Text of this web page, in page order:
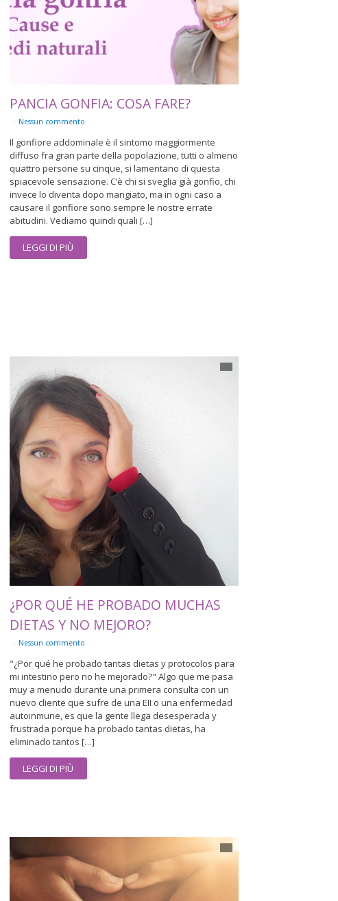
PANCIA GONFIA: COSA FARE?
Nessun commento
Il gonfiore addominale è il sintomo maggiormente
diffuso fra gran parte della popolazione, tutti o almeno
quattro persone su cinque, si lamentano di questa
spiacevole sensazione. C’è chi si sveglia già gonfio, chi
invece lo diventa dopo mangiato, ma in ogni caso a
causare il gonfiore sono sempre le nostre errate
abitudini. Vediamo quindi quali […]
LEGGI DI PIÙ
¿POR QUÉ HE PROBADO MUCHAS
DIETAS Y NO MEJORO?
Nessun commento
"¿Por qué he probado tantas dietas y protocolos para
mi intestino pero no he mejorado?" Algo que me pasa
muy a menudo durante una primera consulta con un
nuevo cliente que sufre de una EII o una enfermedad
autoinmune, es que la gente llega desesperada y
frustrada porque ha probado tantas dietas, ha
eliminado tantos […]
LEGGI DI PIÙ